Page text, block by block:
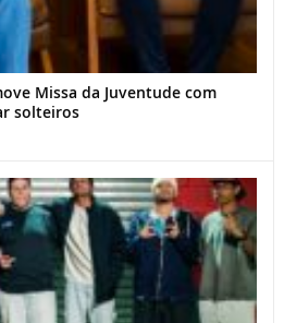
Missa da Juventude com
solteiros